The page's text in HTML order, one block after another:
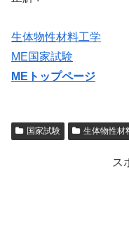
生体物性材料工学
ME国家試験
MEトップページ
国家試験 生体物性材
ス